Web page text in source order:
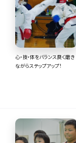
心・技・体をバランス良く磨き
ながらステップアップ！